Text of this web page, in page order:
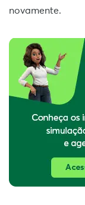
novamente.